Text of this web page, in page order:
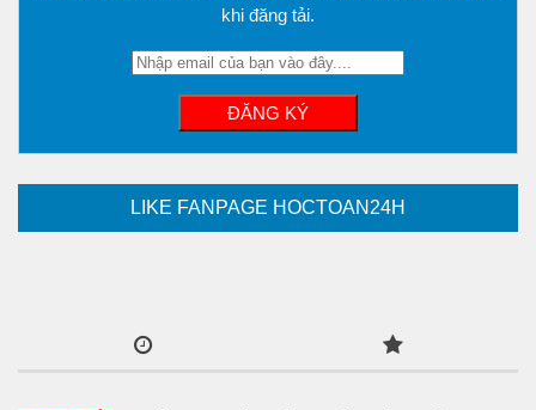
khi đăng tải.
LIKE FANPAGE HOCTOAN24H